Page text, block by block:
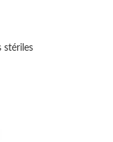
stériles